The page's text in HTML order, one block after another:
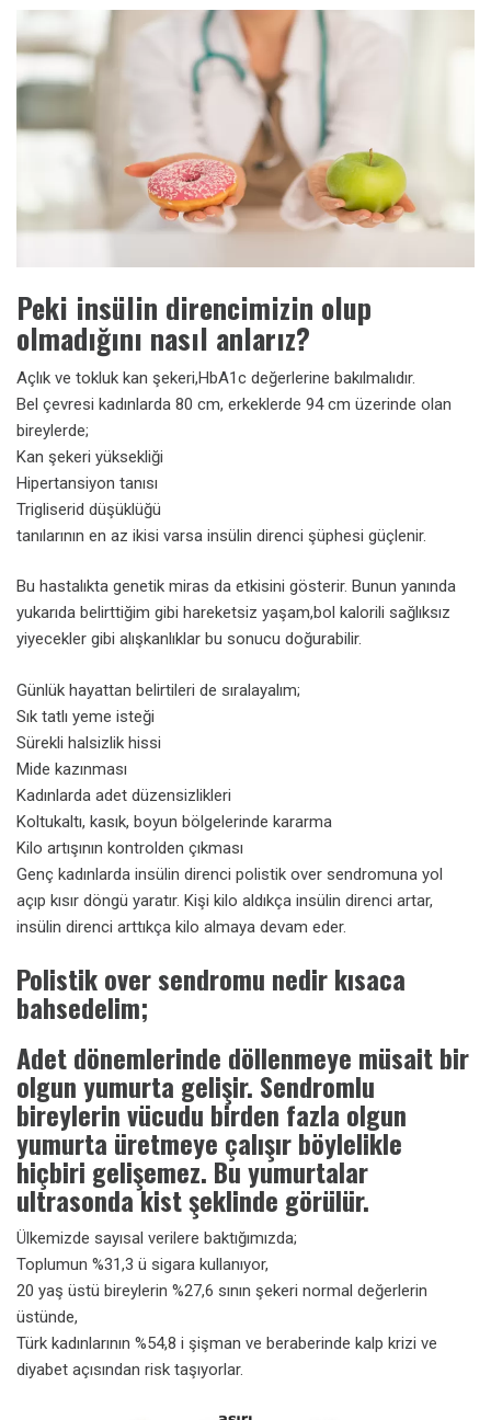
Peki insülin direncimizin olup
olmadığını nasıl anlarız?
Açlık ve tokluk kan şekeri,HbA1c değerlerine bakılmalıdır.
Bel çevresi kadınlarda 80 cm, erkeklerde 94 cm üzerinde olan
bireylerde;
Kan şekeri yüksekliği
Hipertansiyon tanısı
Trigliserid düşüklüğü
tanılarının en az ikisi varsa insülin direnci şüphesi güçlenir.
Bu hastalıkta genetik miras da etkisini gösterir. Bunun yanında
yukarıda belirttiğim gibi hareketsiz yaşam,bol kalorili sağlıksız
yiyecekler gibi alışkanlıklar bu sonucu doğurabilir.
Günlük hayattan belirtileri de sıralayalım;
Sık tatlı yeme isteği
Sürekli halsizlik hissi
Mide kazınması
Kadınlarda adet düzensizlikleri
Koltukaltı, kasık, boyun bölgelerinde kararma
Kilo artışının kontrolden çıkması
Genç kadınlarda insülin direnci polistik over sendromuna yol
açıp kısır döngü yaratır. Kişi kilo aldıkça insülin direnci artar,
insülin direnci arttıkça kilo almaya devam eder.
Polistik over sendromu nedir kısaca
bahsedelim;
Adet dönemlerinde döllenmeye müsait bir
olgun yumurta gelişir. Sendromlu
bireylerin vücudu birden fazla olgun
yumurta üretmeye çalışır böylelikle
hiçbiri gelişemez. Bu yumurtalar
ultrasonda kist şeklinde görülür.
Ülkemizde sayısal verilere baktığımızda;
Toplumun %31,3 ü sigara kullanıyor,
20 yaş üstü bireylerin %27,6 sının şekeri normal değerlerin
üstünde,
Türk kadınlarının %54,8 i şişman ve beraberinde kalp krizi ve
diyabet açısından risk taşıyorlar.